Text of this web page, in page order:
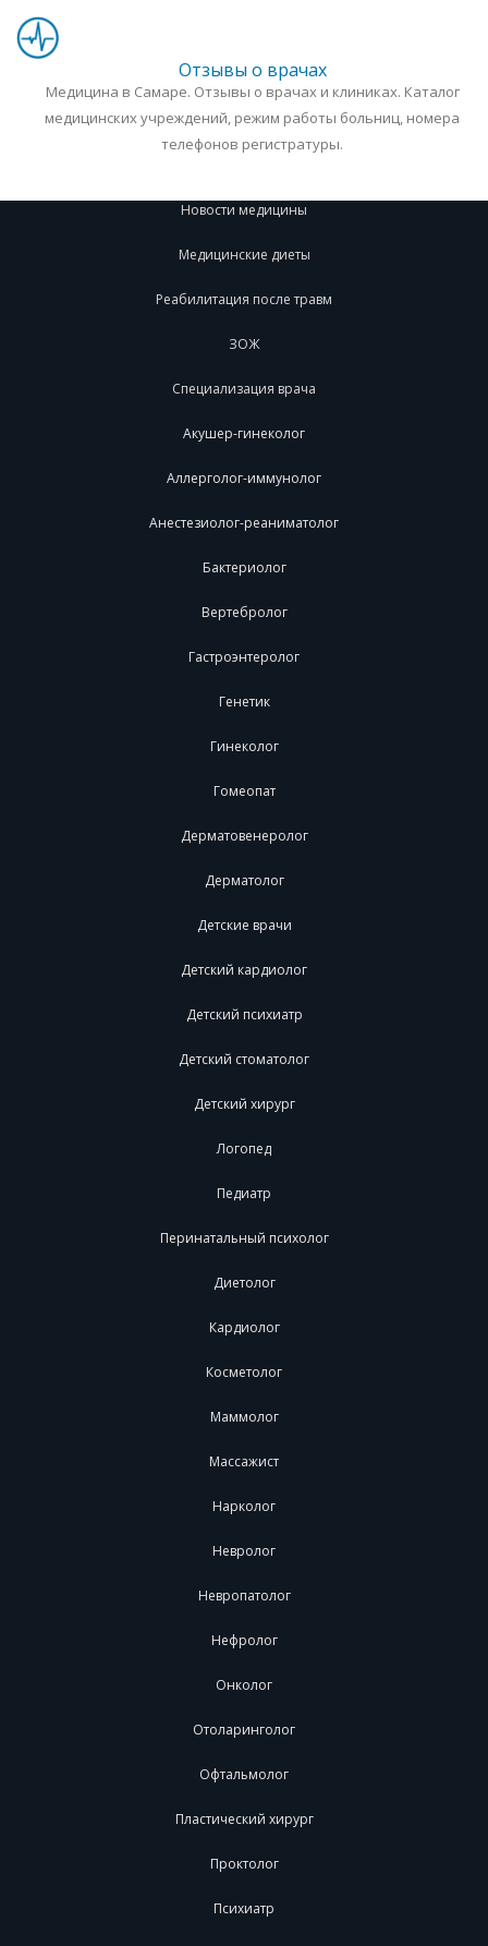
Отзывы о врачах
Медицина в Самаре. Отзывы о врачах и клиниках. Каталог
медицинских учреждений, режим работы больниц, номера
телефонов регистратуры.
Новости медицины
Медицинские диеты
Реабилитация после травм
ЗОЖ
Специализация врача
Акушер-гинеколог
Аллерголог-иммунолог
Анестезиолог-реаниматолог
Бактериолог
Вертебролог
Гастроэнтеролог
Генетик
Гинеколог
Гомеопат
Дерматовенеролог
Дерматолог
Детские врачи
Детский кардиолог
Детский психиатр
Детский стоматолог
Детский хирург
Логопед
Педиатр
Перинатальный психолог
Диетолог
Кардиолог
Косметолог
Маммолог
Массажист
Нарколог
Невролог
Невропатолог
Нефролог
Онколог
Отоларинголог
Офтальмолог
Пластический хирург
Проктолог
Психиатр